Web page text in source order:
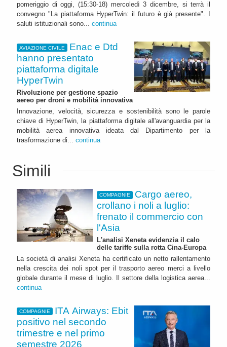
pomeriggio di oggi, (15:30-18) mercoledì 3 dicembre, si terrà il
convegno "La piattaforma HyperTwin: il futuro è già presente". I
saluti istituzionali sono... continua
AVIAZIONE CIVILE
Enac e Dtd
hanno presentato
piattaforma digitale
HyperTwin
Rivoluzione per gestione spazio
aereo per droni e mobilità innovativa
Innovazione, velocità, sicurezza e sostenibilità sono le parole
chiave di HyperTwin, la piattaforma digitale all'avanguardia per la
mobilità aerea innovativa ideata dal Dipartimento per la
trasformazione di... continua
Simili
COMPAGNIE
Cargo aereo,
crollano i noli a luglio:
frenato il commercio con
l'Asia
L'analisi Xeneta evidenzia il calo
delle tariffe sulla rotta Cina-Europa
La società di analisi Xeneta ha certificato un netto rallentamento
nella crescita dei noli spot per il trasporto aereo merci a livello
globale durante il mese di luglio. Il settore della logistica aerea...
continua
COMPAGNIE
ITA Airways: Ebit
positivo nel secondo
trimestre e nel primo
semestre 2026